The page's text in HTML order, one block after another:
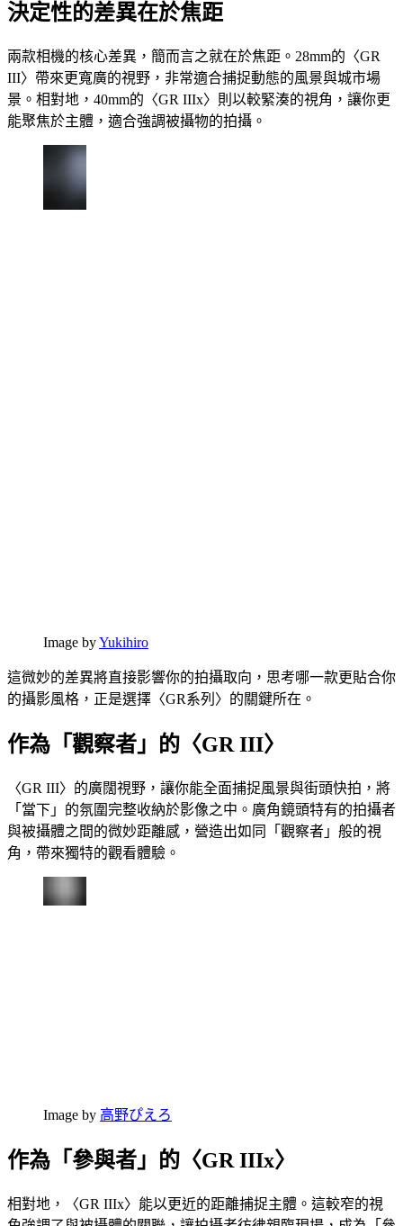
決定性的差異在於焦距
兩款相機的核心差異，簡而言之就在於焦距。28mm的〈GR
III〉帶來更寬廣的視野，非常適合捕捉動態的風景與城市場
景。相對地，40mm的〈GR IIIx〉則以較緊湊的視角，讓你更
能聚焦於主體，適合強調被攝物的拍攝。
Image byYukihiro
這微妙的差異將直接影響你的拍攝取向，思考哪一款更貼合你
的攝影風格，正是選擇〈GR系列〉的關鍵所在。
作為「觀察者」的〈GR III〉
〈GR III〉的廣闊視野，讓你能全面捕捉風景與街頭快拍，將
「當下」的氛圍完整收納於影像之中。廣角鏡頭特有的拍攝者
與被攝體之間的微妙距離感，營造出如同「觀察者」般的視
角，帶來獨特的觀看體驗。
Image by 高野ぴえろ
作為「參與者」的〈GR IIIx〉
相對地，〈GR IIIx〉能以更近的距離捕捉主體。這較窄的視